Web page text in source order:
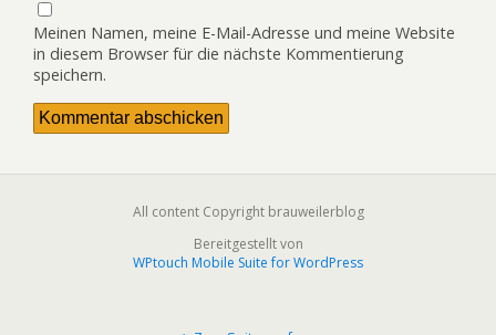
Meinen Namen, meine E-Mail-Adresse und meine Website
in diesem Browser für die nächste Kommentierung
speichern.
All content Copyright brauweilerblog
Bereitgestellt von
WPtouch Mobile Suite for WordPress